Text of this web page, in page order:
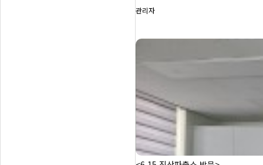
관리자